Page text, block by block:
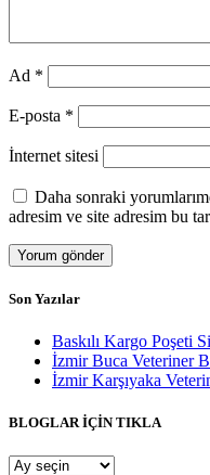
Ad *
E-posta *
İnternet sitesi
Daha sonraki
adresim ve site adresim bu
Son Yazılar
Baskılı Kargo Poşeti
İzmir Buca Veteriner
İzmir Karşıyaka
BLOGLAR İÇİN TIKLA
BLOGLAR